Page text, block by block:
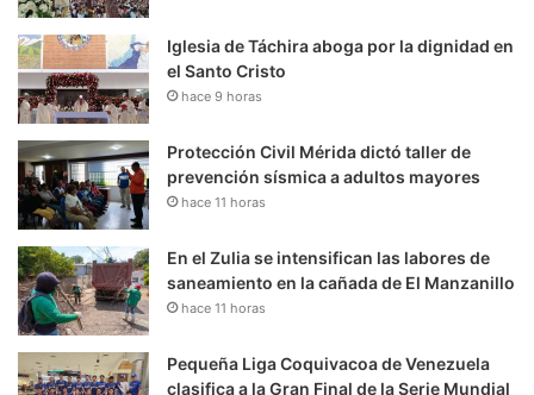
Iglesia de Táchira aboga por la dignidad en
el Santo Cristo
hace 9 horas
Protección Civil Mérida dictó taller de
prevención sísmica a adultos mayores
hace 11 horas
En el Zulia se intensifican las labores de
saneamiento en la cañada de El Manzanillo
hace 11 horas
Pequeña Liga Coquivacoa de Venezuela
clasifica a la Gran Final de la Serie Mundial